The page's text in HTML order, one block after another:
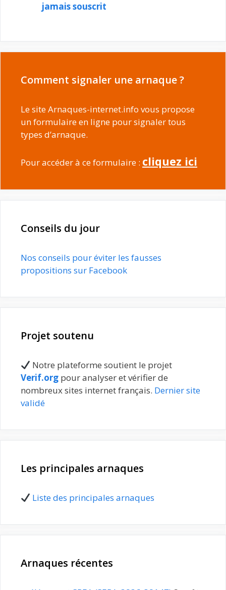
jamais souscrit
Comment signaler une arnaque ?
Le site Arnaques-internet.info vous propose
un formulaire en ligne pour signaler tous
types d’arnaque.
Pour accéder à ce formulaire : cliquez ici
Conseils du jour
Nos conseils pour éviter les fausses
propositions sur Facebook
Projet soutenu
Notre plateforme soutient le projet
Verif.org pour analyser et vérifier de
nombreux sites internet français. Dernier site
validé
Les principales arnaques
Liste des principales arnaques
Arnaques récentes